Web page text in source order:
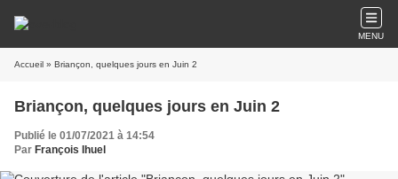
MENU
Accueil » Briançon, quelques jours en Juin 2
Briançon, quelques jours en Juin 2
Publié le 01/07/2021 à 14:54
Par François Ihuel